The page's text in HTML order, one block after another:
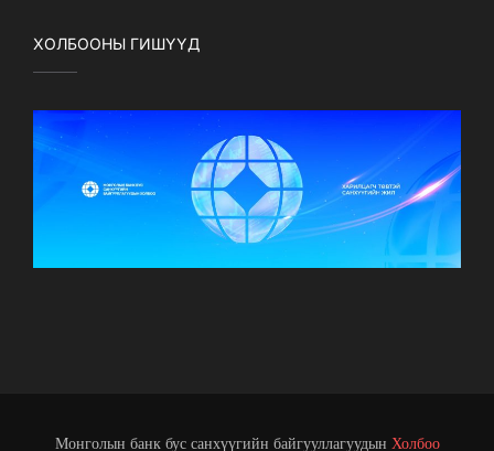
ХОЛБООНЫ ГИШҮҮД
Монголын банк бус санхүүгийн байгууллагуудын Холбоо